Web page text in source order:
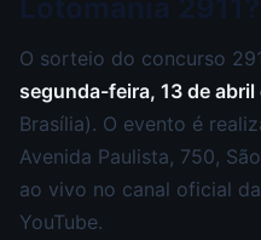
O sorteio do concurso
segunda-feira, 13 de
Brasília). O evento é
Avenida Paulista, 750,
ao vivo no canal oficial
YouTube.